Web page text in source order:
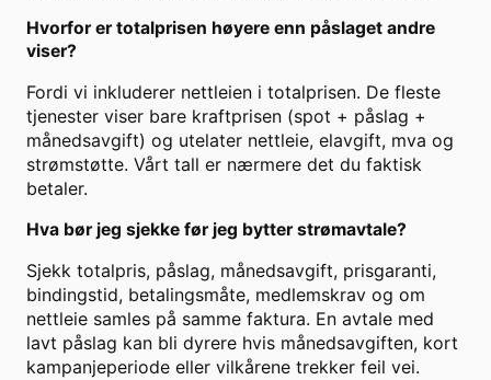
Hvorfor er totalprisen høyere enn påslaget andre
viser?
Fordi vi inkluderer nettleien i totalprisen. De fleste
tjenester viser bare kraftprisen (spot + påslag +
månedsavgift) og utelater nettleie, elavgift, mva og
strømstøtte. Vårt tall er nærmere det du faktisk
betaler.
Hva bør jeg sjekke før jeg bytter strømavtale?
Sjekk totalpris, påslag, månedsavgift, prisgaranti,
bindingstid, betalingsmåte, medlemskrav og om
nettleie samles på samme faktura. En avtale med
lavt påslag kan bli dyrere hvis månedsavgiften, kort
kampanjeperiode eller vilkårene trekker feil vei.